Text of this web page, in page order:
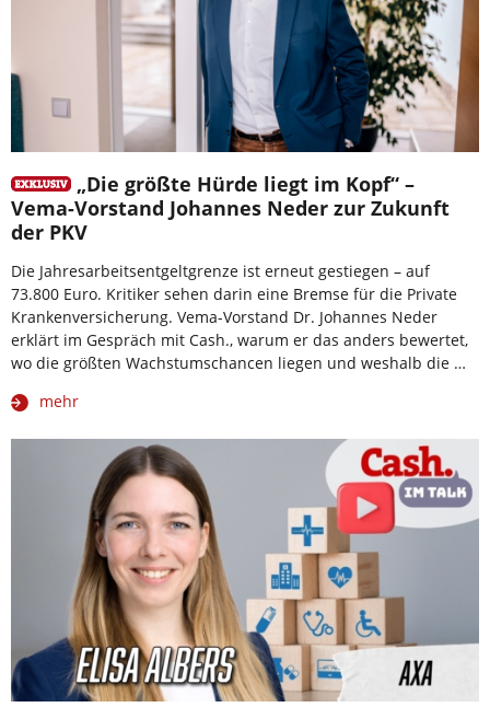
„Die größte Hürde liegt im Kopf“ –
Vema-Vorstand Johannes Neder zur Zukunft
der PKV
Die Jahresarbeitsentgeltgrenze ist erneut gestiegen – auf
73.800 Euro. Kritiker sehen darin eine Bremse für die Private
Krankenversicherung. Vema-Vorstand Dr. Johannes Neder
erklärt im Gespräch mit Cash., warum er das anders bewertet,
wo die größten Wachstumschancen liegen und weshalb die …
mehr